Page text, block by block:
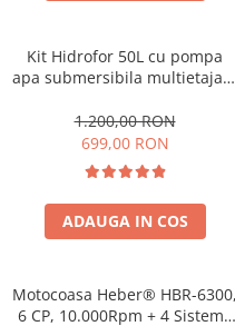
Kit Hidrofor 50L cu pompa
apa submersibila multietajata
Sistem premium complet
1.200,00 RON
699,00 RON
ADAUGA IN COS
Motocoasa Heber® HBR-6300,
6 CP, 10.000Rpm + 4 Sisteme